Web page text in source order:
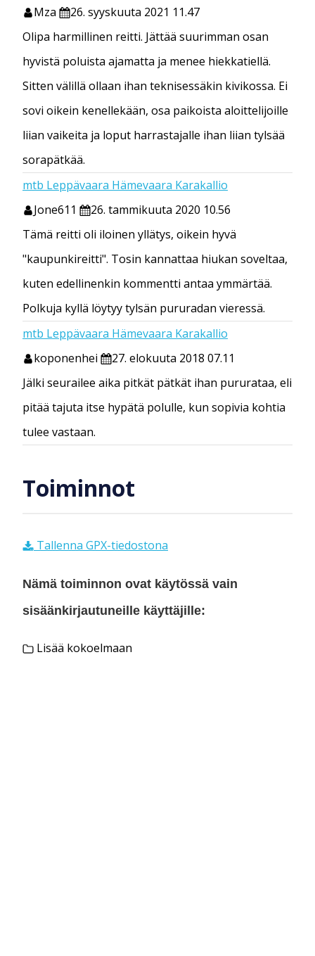
Mza
26. syyskuuta 2021 11.47
Olipa harmillinen reitti. Jättää suurimman osan
hyvistä poluista ajamatta ja menee hiekkatiellä.
Sitten välillä ollaan ihan teknisessäkin kivikossa. Ei
sovi oikein kenellekään, osa paikoista aloittelijoille
liian vaikeita ja loput harrastajalle ihan liian tylsää
sorapätkää.
mtb Leppävaara Hämevaara Karakallio
Jone611
26. tammikuuta 2020 10.56
Tämä reitti oli iloinen yllätys, oikein hyvä
"kaupunkireitti". Tosin kannattaa hiukan soveltaa,
kuten edellinenkin kommentti antaa ymmärtää.
Polkuja kyllä löytyy tylsän pururadan vieressä.
mtb Leppävaara Hämevaara Karakallio
koponenhei
27. elokuuta 2018 07.11
Jälki seurailee aika pitkät pätkät ihan pururataa, eli
pitää tajuta itse hypätä polulle, kun sopivia kohtia
tulee vastaan.
Toiminnot
Tallenna GPX-tiedostona
Nämä toiminnon ovat käytössä vain
sisäänkirjautuneille käyttäjille:
Lisää kokoelmaan